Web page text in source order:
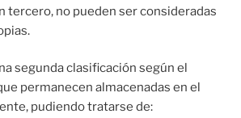
tercero, no pueden ser consideradas
segunda clasificación según el
permanecen almacenadas en el
pudiendo tratarse de: